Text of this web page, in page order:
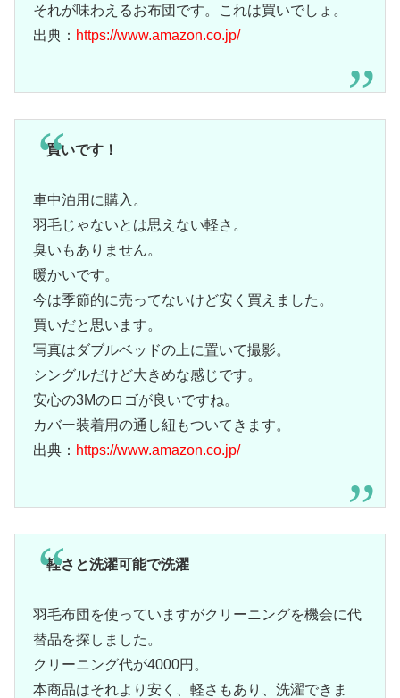
それが味わえるお布団です。これは買いでしょ。
出典： https://www.amazon.co.jp/
買いです！
車中泊用に購入。
羽毛じゃないとは思えない軽さ。
臭いもありません。
暖かいです。
今は季節的に売ってないけど安く買えました。
買いだと思います。
写真はダブルベッドの上に置いて撮影。
シングルだけど大きめな感じです。
安心の3Mのロゴが良いですね。
カバー装着用の通し紐もついてきます。
出典： https://www.amazon.co.jp/
軽さと洗濯可能で洗濯
羽毛布団を使っていますがクリーニングを機会に代
替品を探しました。
クリーニング代が4000円。
本商品はそれより安く、軽さもあり、洗濯できま